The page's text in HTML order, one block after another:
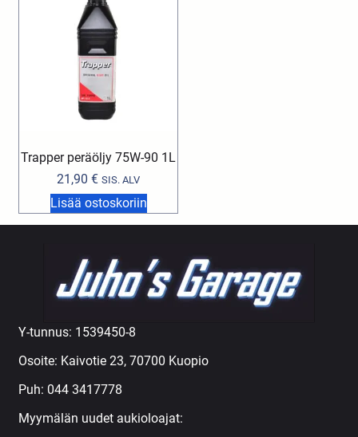
Trapper peräöljy 75W-90 1L
21,90€ SIS. ALV
Lisää ostoskoriin
Y-tunnus: 1539450-8
Osoite: Kaivotie 23, 70700 Kuopio
Puh: 044 3417778
Myymälän uudet aukioloajat: